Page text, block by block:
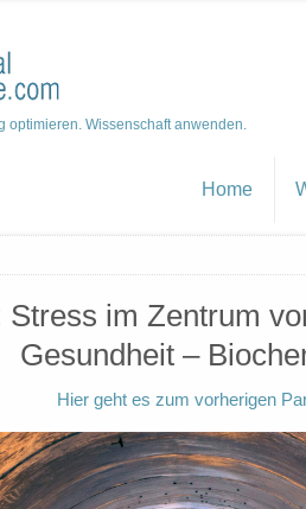
optimieren. Wissenschaft anwenden.
Home
Stress im Zentrum
Gesundheit –
Hier geht es zum vorherigen